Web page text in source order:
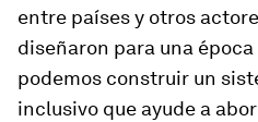
entre países y otros
diseñaron para una época
podemos construir un
inclusivo que ayude a